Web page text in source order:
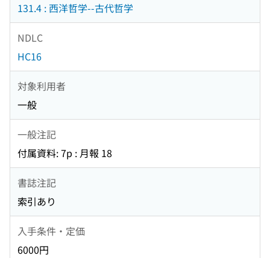
131.4 : 西洋哲学--古代哲学
NDLC
HC16
対象利用者
一般
一般注記
付属資料: 7p : 月報 18
書誌注記
索引あり
入手条件・定価
6000円